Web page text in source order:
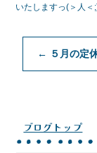
いたしますっ(＞人＜
← ５月の定
ブログトップ